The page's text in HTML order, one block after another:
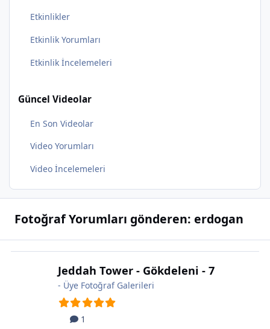
Etkinlikler
Etkinlik Yorumları
Etkinlik İncelemeleri
Güncel Videolar
En Son Videolar
Video Yorumları
Video İncelemeleri
Fotoğraf Yorumları gönderen: erdogan
Jeddah Tower - Gökdeleni - 7
- Üye Fotoğraf Galerileri
1